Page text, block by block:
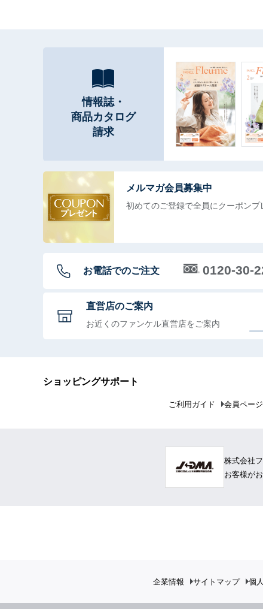
情報誌・
商品カタログ
請求
メルマガ会員募集中
初めてのご登録で全員にクーポンプ
お電話でのご注文 0120-30-
直営店のご案内
お近くのファンケル直営店をご案内
ショッピングサポート
ご利用ガイド 会員ページ
株式会社
お客様が
企業情報 サイトマップ 個